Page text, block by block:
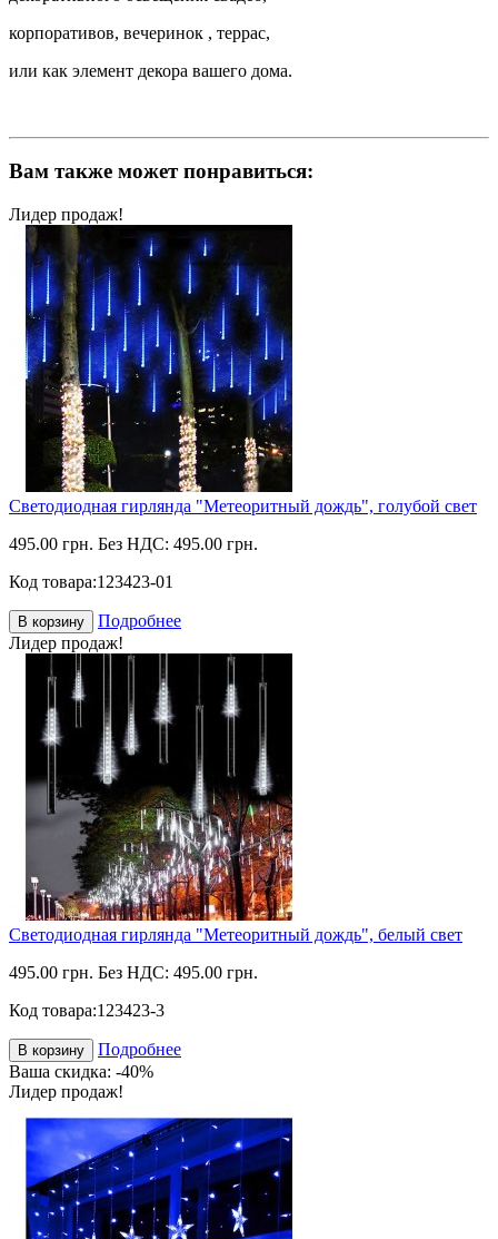
корпоративов, вечеринок , террас,
или как элемент декора вашего дома.
Вам также может понравиться:
Лидер продаж!
Светодиодная гирлянда "Метеоритный дождь", голубой свет
495.00 грн. Без НДС: 495.00 грн.
Код товара:123423-01
В корзину
Подробнее
Лидер продаж!
Светодиодная гирлянда "Метеоритный дождь", белый свет
495.00 грн. Без НДС: 495.00 грн.
Код товара:123423-3
В корзину
Подробнее
Ваша скидка: -40%
Лидер продаж!